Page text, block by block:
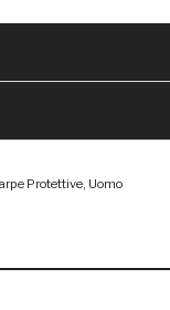
Protettive, Uomo